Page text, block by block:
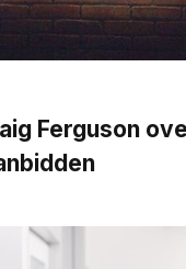
Ferguson